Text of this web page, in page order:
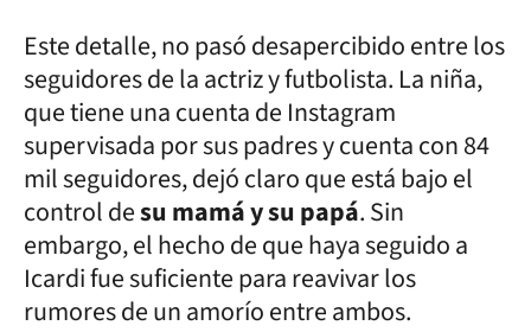
Este detalle, no pasó desapercibido entre los
seguidores de la actriz y futbolista. La niña,
que tiene una cuenta de Instagram
supervisada por sus padres y cuenta con 84
mil seguidores, dejó claro que está bajo el
control desu mamá y su papá. Sin
embargo, el hecho de que haya seguido a
Icardi fue suficiente para reavivar los
rumores de un amorío entre ambos.